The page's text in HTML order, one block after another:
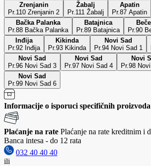
Zrenjanin
Pr.110 Zrenjanin 2
Žabalj
Pr.111 Žabalj
Apatin
Pr.87 Apatin
Bačka Palanka
Pr.88 Bačka Palanka
Batajnica
Pr.89 Batajnica
Pr.90
Inđija
Pr.92 Inđija
Kikinda
Pr.93 Kikinda
Novi Sad
Pr.94 Novi Sad 1
Novi Sad
Pr.96 Novi Sad 3
Novi Sad
Pr.97 Novi Sad 4
Novi
Pr.98
Novi Sad
Pr.99 Novi Sad 6
Informacije o isporuci specifičnih proizvoda
Plaćanje na rate Plaćanje na rate kreditnim i
Banca intesa - do 12 rata
032 40 40 40
ili